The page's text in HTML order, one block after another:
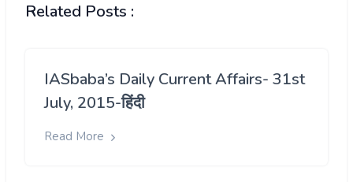
Related Posts :
IASbaba’s Daily Current Affairs- 31st
July, 2015-हिंदी
Read More